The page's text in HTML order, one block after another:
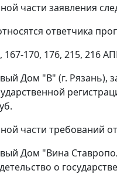
части заявления
ответчика
, 167-170, 176, 215, 216
Дом "В" (г. Рязань),
части требований
Дом "Вина
о